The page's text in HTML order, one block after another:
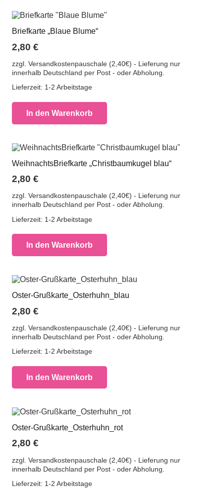
Briefkarte „Blaue Blume“
2,80 €
zzgl. Versandkostenpauschale (2,40€) - Lieferung nur
innerhalb Deutschland per Post - oder Abholung.
Lieferzeit: 1-2 Arbeitstage
In den Warenkorb
WeihnachtsBriefkarte „Christbaumkugel blau“
2,80 €
zzgl. Versandkostenpauschale (2,40€) - Lieferung nur
innerhalb Deutschland per Post - oder Abholung.
Lieferzeit: 1-2 Arbeitstage
In den Warenkorb
Oster-Grußkarte_Osterhuhn_blau
2,80 €
zzgl. Versandkostenpauschale (2,40€) - Lieferung nur
innerhalb Deutschland per Post - oder Abholung.
Lieferzeit: 1-2 Arbeitstage
In den Warenkorb
Oster-Grußkarte_Osterhuhn_rot
2,80 €
zzgl. Versandkostenpauschale (2,40€) - Lieferung nur
innerhalb Deutschland per Post - oder Abholung.
Lieferzeit: 1-2 Arbeitstage